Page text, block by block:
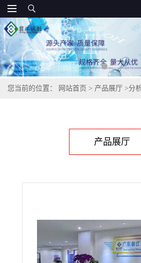
您当前的位置： 网站首页 > 产品展厅 >分
产品展厅